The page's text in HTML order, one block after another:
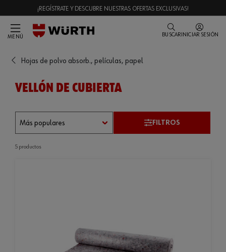
¡REGÍSTRATE Y DESCUBRE NUESTRAS OFERTAS EXCLUSIVAS!
MENÚ BUSCAR INICIAR SESIÓN
Hojas de polvo absorb., películas, papel
VELLÓN DE CUBIERTA
FILTROS
5 productos